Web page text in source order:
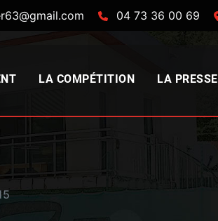
04 73 36 00 69
LA COMPÉTITION LA PRESSE